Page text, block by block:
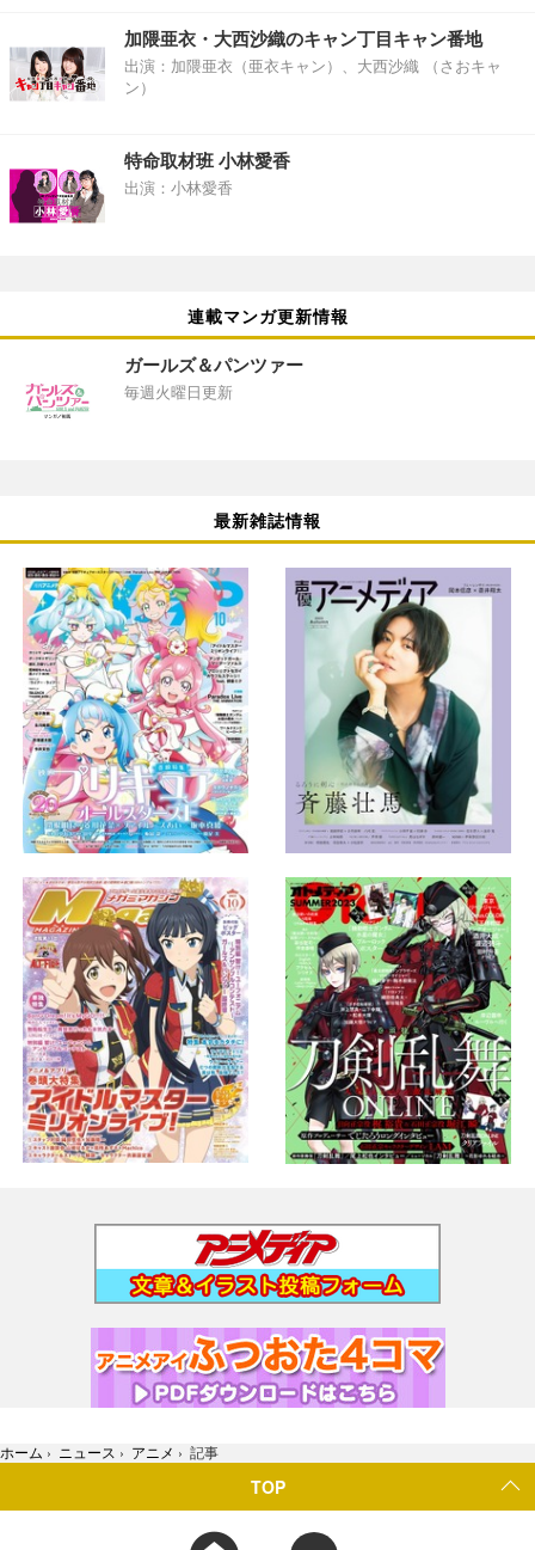
加隈亜衣・大西沙織のキャン丁目キャン番地
出演：加隈亜衣（亜衣キャン）、大西沙織 （さおキャ
ン）
特命取材班 小林愛香
出演：小林愛香
連載マンガ更新情報
ガールズ＆パンツァー
毎週火曜日更新
最新雑誌情報
ホーム › ニュース › アニメ › 記事
TOP